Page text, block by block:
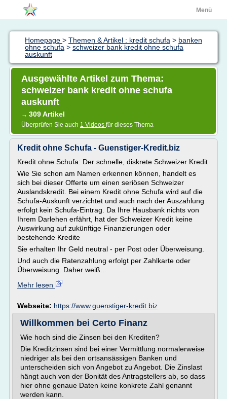
Menü
Homepage > Themen & Artikel : kredit schufa > banken
ohne schufa > schweizer bank kredit ohne schufa
auskunft
Ausgewählte Artikel zum Thema:
schweizer bank kredit ohne schufa
auskunft
→ 309 Artikel
Überprüfen Sie auch 1 Videos für dieses Thema
Kredit ohne Schufa - Guenstiger-Kredit.biz
Kredit ohne Schufa: Der schnelle, diskrete Schweizer Kredit
Wie Sie schon am Namen erkennen können, handelt es
sich bei dieser Offerte um einen seriösen Schweizer
Auslandskredit. Bei einem Kredit ohne Schufa wird auf die
Schufa-Auskunft verzichtet und auch nach der Auszahlung
erfolgt kein Schufa-Eintrag. Da Ihre Hausbank nichts von
Ihrem Darlehen erfährt, hat der Schweizer Kredit keine
Auswirkung auf zukünftige Finanzierungen oder
bestehende Kredite
Sie erhalten Ihr Geld neutral - per Post oder Überweisung.
Und auch die Ratenzahlung erfolgt per Zahlkarte oder
Überweisung. Daher weiß...
Mehr lesen
Webseite: https://www.guenstiger-kredit.biz
Willkommen bei Certo Finanz
Wie hoch sind die Zinsen bei den Krediten?
Die Kreditzinsen sind bei einer Vermittlung normalerweise
niedriger als bei den ortsansässigen Banken und
unterscheiden sich von Angebot zu Angebot. Die Zinslast
hängt auch von der Bonität des Antragstellers ab, so dass
hier ohne genaue Daten keine konkrete Zahl genannt
werden kann.